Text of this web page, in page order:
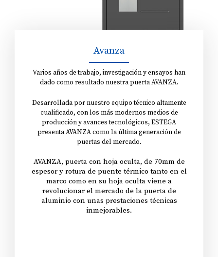
Avanza
Varios años de trabajo, investigación y ensayos han
dado como resultado nuestra puerta AVANZA.
Desarrollada por nuestro equipo técnico altamente
cualificado, con los más modernos medios de
producción y avances tecnológicos, ESTEGA
presenta AVANZA como la última generación de
puertas del mercado.
AVANZA, puerta con hoja oculta, de 70mm de
espesor y rotura de puente térmico tanto en el
marco como en su hoja oculta viene a
revolucionar el mercado de la puerta de
aluminio con unas prestaciones técnicas
inmejorables.